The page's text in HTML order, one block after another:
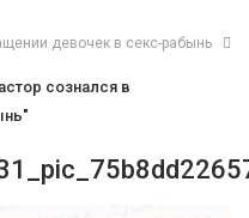
девочек в секс-рабынь
сознался в